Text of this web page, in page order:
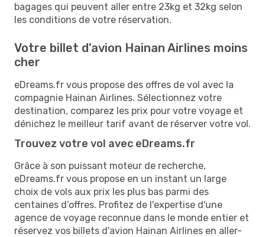
bagages qui peuvent aller entre 23kg et 32kg selon
les conditions de votre réservation.
Votre billet d'avion Hainan Airlines moins
cher
eDreams.fr vous propose des offres de vol avec la
compagnie Hainan Airlines. Sélectionnez votre
destination, comparez les prix pour votre voyage et
dénichez le meilleur tarif avant de réserver votre vol.
Trouvez votre vol avec eDreams.fr
Grâce à son puissant moteur de recherche,
eDreams.fr vous propose en un instant un large
choix de vols aux prix les plus bas parmi des
centaines d’offres. Profitez de l'expertise d'une
agence de voyage reconnue dans le monde entier et
réservez vos billets d'avion Hainan Airlines en aller-